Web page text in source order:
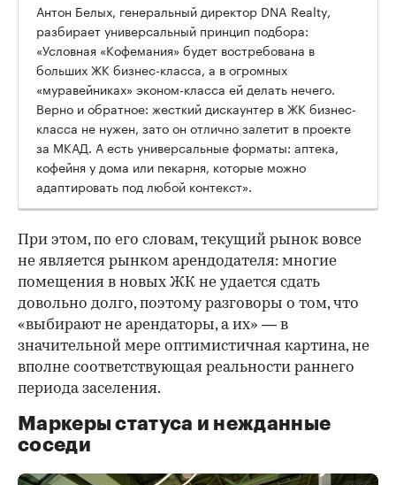
Антон Белых, генеральный директор DNA Realty,
разбирает универсальный принцип подбора:
«Условная «Кофемания» будет востребована в
больших ЖК бизнес-класса, а в огромных
«муравейниках» эконом-класса ей делать нечего.
Верно и обратное: жесткий дискаунтер в ЖК бизнес-
класса не нужен, зато он отлично залетит в проекте
за МКАД. А есть универсальные форматы: аптека,
кофейня у дома или пекарня, которые можно
адаптировать под любой контекст».
При этом, по его словам, текущий рынок вовсе
не является рынком арендодателя: многие
помещения в новых ЖК не удается сдать
довольно долго, поэтому разговоры о том, что
«выбирают не арендаторы, а их» — в
значительной мере оптимистичная картина, не
вполне соответствующая реальности раннего
периода заселения.
Маркеры статуса и нежданные
соседи